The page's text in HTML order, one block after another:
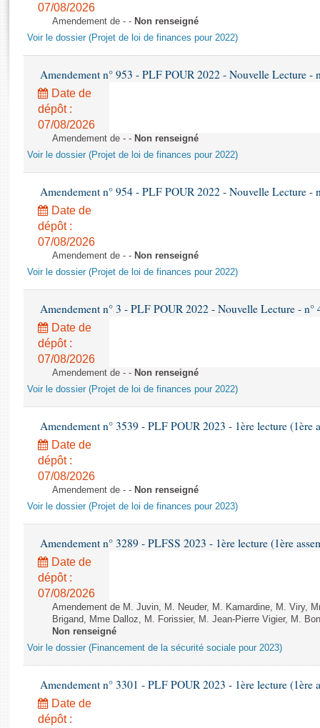
Rapports d'information
Rapports sur l'application des lois
Baromètre de l’application des lois
Budget et sécurité sociale
Comptes rendus des débats
Anciennes législatures
Liens vers les sites publics
07/08/2026
Amendement de - - Non renseigné
Voir le dossier (Projet de loi de finances pour 2022)
Amendement n° 953 - PLF POUR 2022 - Nouvelle Lecture -
Date de
dépôt :
07/08/2026
Amendement de - - Non renseigné
Voir le dossier (Projet de loi de finances pour 2022)
Amendement n° 954 - PLF POUR 2022 - Nouvelle Lecture -
Date de
dépôt :
07/08/2026
Amendement de - - Non renseigné
Voir le dossier (Projet de loi de finances pour 2022)
Amendement n° 3 - PLF POUR 2022 - Nouvelle Lecture - n°
Date de
dépôt :
07/08/2026
Amendement de - - Non renseigné
Voir le dossier (Projet de loi de finances pour 2022)
Amendement n° 3539 - PLF POUR 2023 - 1ère lecture (1ère
Date de
dépôt :
07/08/2026
Amendement de - - Non renseigné
Voir le dossier (Projet de loi de finances pour 2023)
Amendement n° 3289 - PLFSS 2023 - 1ère lecture (1ère
Date de
dépôt :
07/08/2026
Amendement de M. Juvin, M. Neuder, M. Kamardine, M. Viry,
Brigand, Mme Dalloz, M. Forissier, M. Jean-Pierre Vigier, M.
Non renseigné
Voir le dossier (Financement de la sécurité sociale pour 2023)
Amendement n° 3301 - PLF POUR 2023 - 1ère lecture (1ère
Date de
dépôt :